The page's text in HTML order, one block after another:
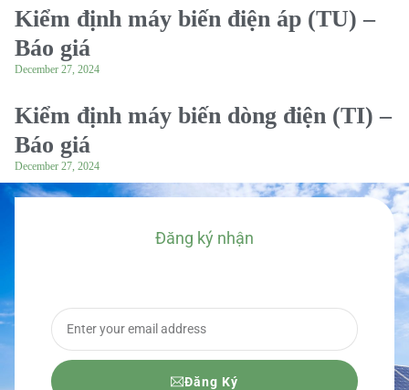
Kiểm định máy biến điện áp (TU) –
Báo giá
December 27, 2024
Kiểm định máy biến dòng điện (TI) –
Báo giá
December 27, 2024
Đăng ký nhận
Đăng Ký